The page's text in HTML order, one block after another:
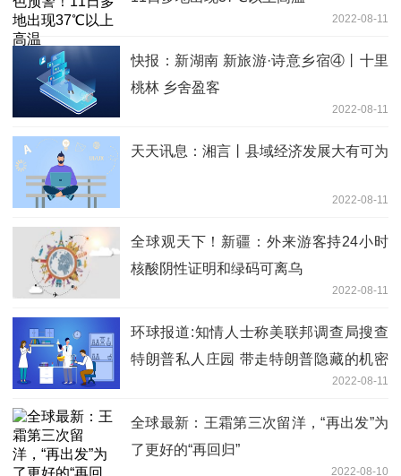
2022-08-11
快报：​新湖南 新旅游·诗意乡宿④丨十里
桃林 乡舍盈客
2022-08-11
天天讯息：湘言丨县域经济发展大有可为
2022-08-11
全球观天下！新疆：外来游客持24小时
核酸阴性证明和绿码可离乌
2022-08-11
环球报道:知情人士称美联邦调查局搜查
特朗普私人庄园 带走特朗普隐藏的机密
2022-08-11
全球最新：王霜第三次留洋，“再出发”为
了更好的“再回归”
2022-08-10